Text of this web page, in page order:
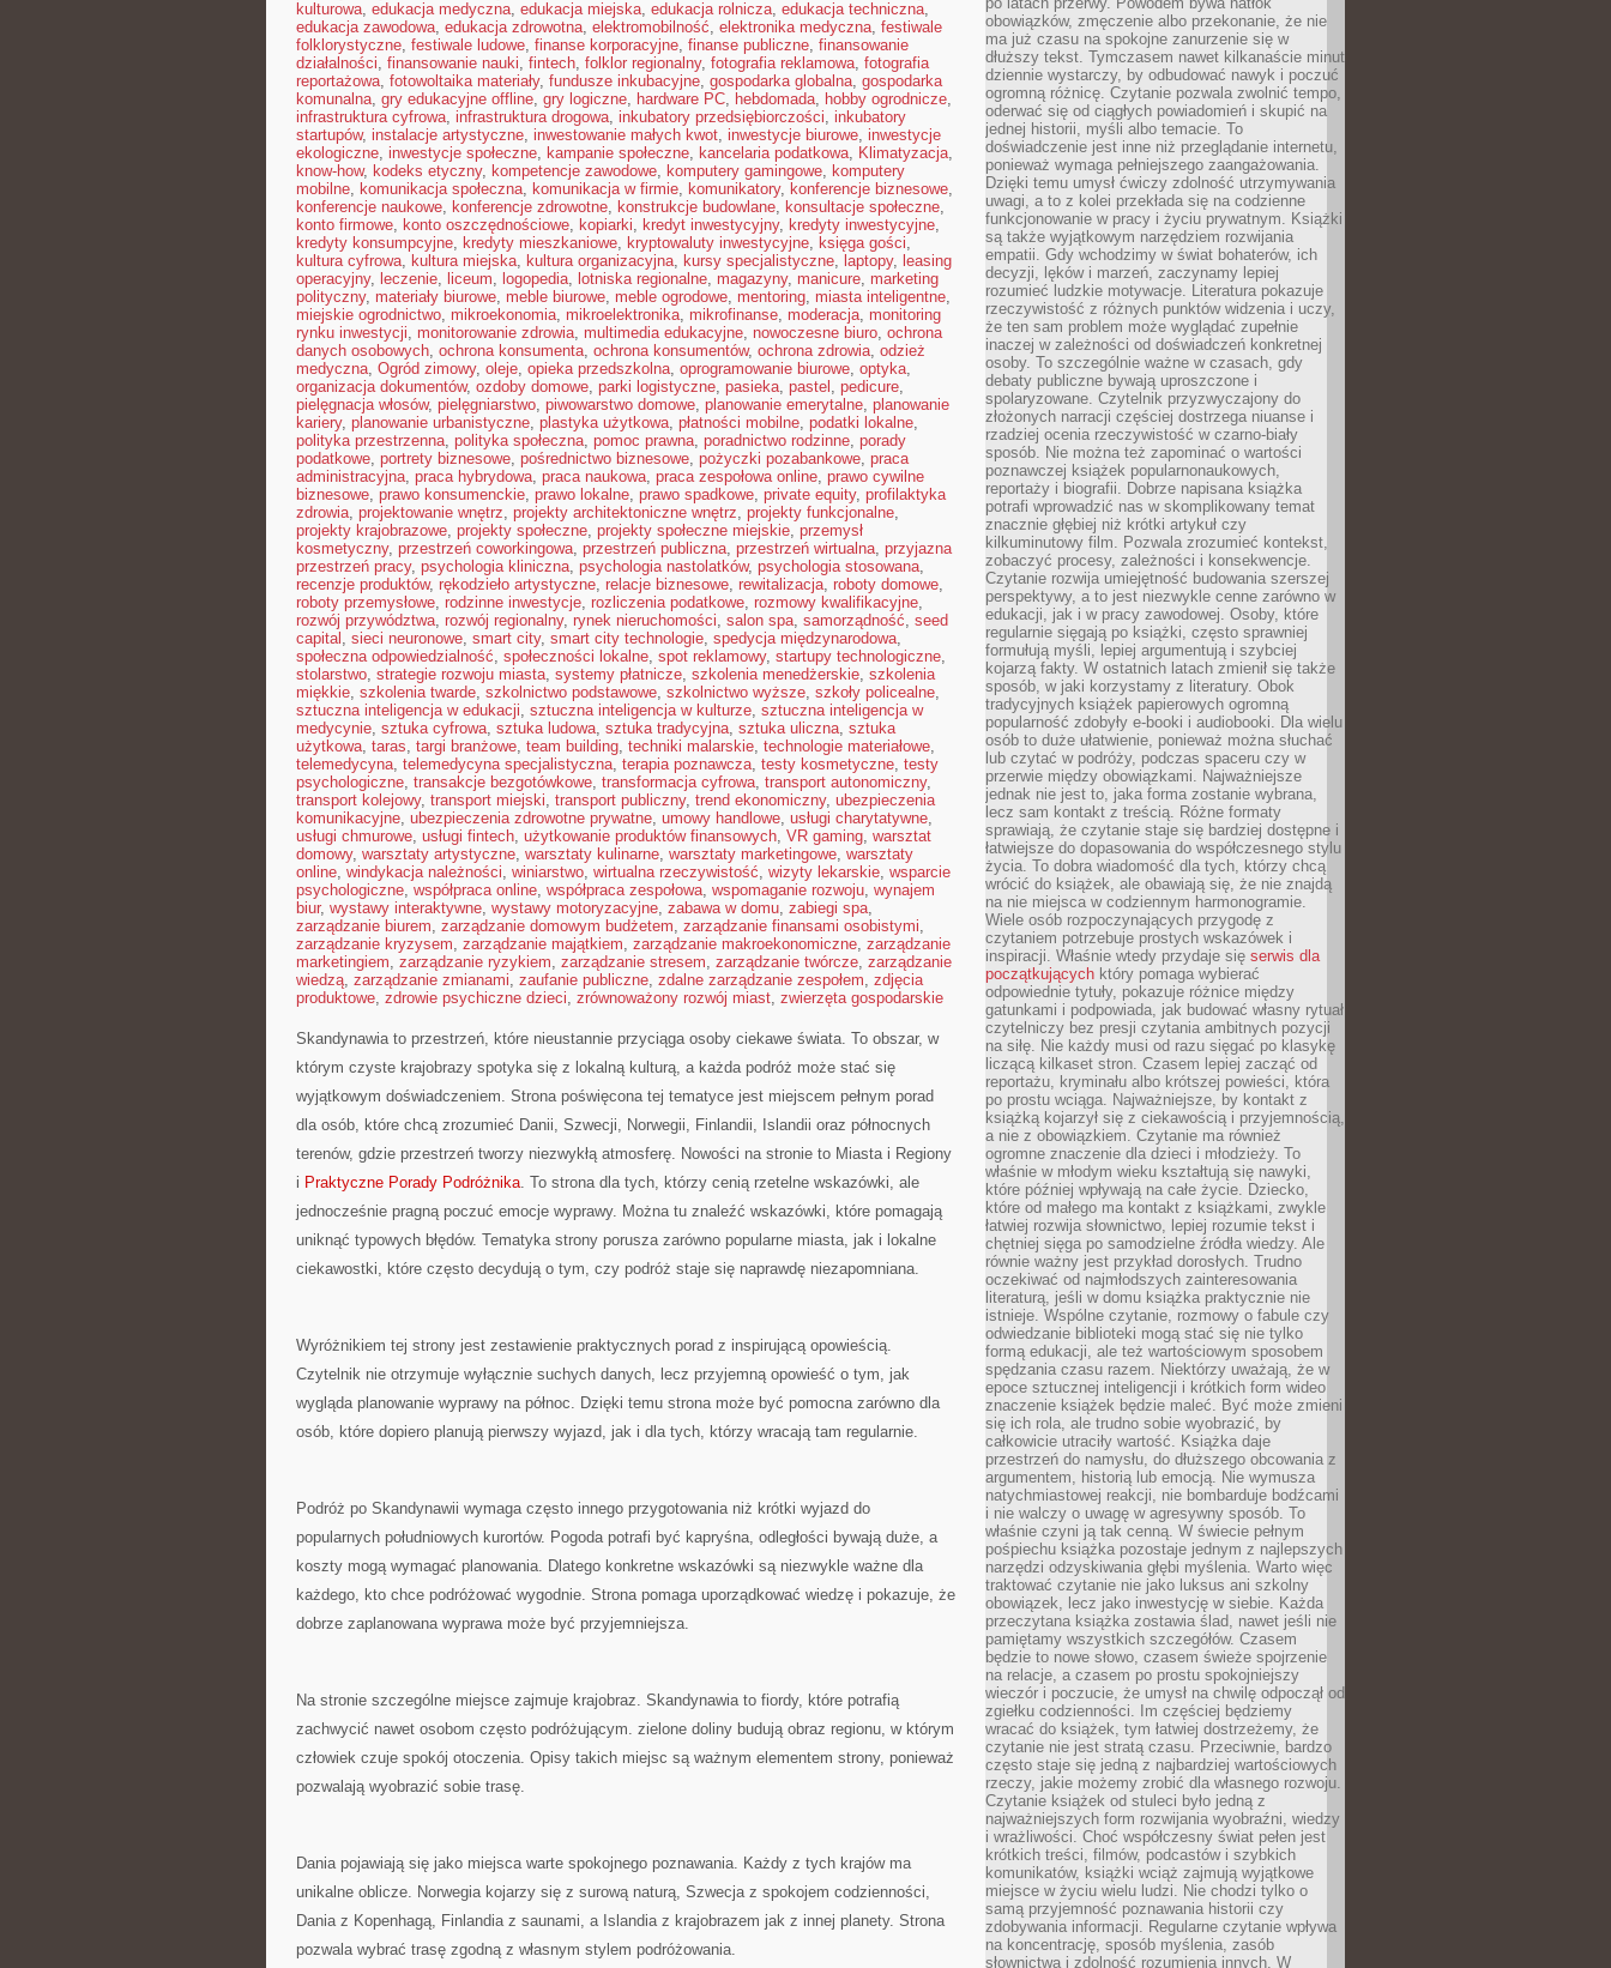
kulturowa, edukacja medyczna, edukacja miejska, edukacja rolnicza, edukacja techniczna,
edukacja zawodowa, edukacja zdrowotna, elektromobilność, elektronika medyczna, festiwale
folklorystyczne, festiwale ludowe, finanse korporacyjne, finanse publiczne, finansowanie
działalności, finansowanie nauki, fintech, folklor regionalny, fotografia reklamowa, fotografia
reportażowa, fotowoltaika materiały, fundusze inkubacyjne, gospodarka globalna, gospodarka
komunalna, gry edukacyjne offline, gry logiczne, hardware PC, hebdomada, hobby ogrodnicze,
infrastruktura cyfrowa, infrastruktura drogowa, inkubatory przedsiębiorczości, inkubatory
startupów, instalacje artystyczne, inwestowanie małych kwot, inwestycje biurowe, inwestycje
ekologiczne, inwestycje społeczne, kampanie społeczne, kancelaria podatkowa, Klimatyzacja,
know-how, kodeks etyczny, kompetencje zawodowe, komputery gamingowe, komputery
mobilne, komunikacja społeczna, komunikacja w firmie, komunikatory, konferencje biznesowe,
konferencje naukowe, konferencje zdrowotne, konstrukcje budowlane, konsultacje społeczne,
konto firmowe, konto oszczędnościowe, kopiarki, kredyt inwestycyjny, kredyty inwestycyjne,
kredyty konsumpcyjne, kredyty mieszkaniowe, kryptowaluty inwestycyjne, księga gości,
kultura cyfrowa, kultura miejska, kultura organizacyjna, kursy specjalistyczne, laptopy, leasing
operacyjny, leczenie, liceum, logopedia, lotniska regionalne, magazyny, manicure, marketing
polityczny, materiały biurowe, meble biurowe, meble ogrodowe, mentoring, miasta inteligentne,
miejskie ogrodnictwo, mikroekonomia, mikroelektronika, mikrofinanse, moderacja, monitoring
rynku inwestycji, monitorowanie zdrowia, multimedia edukacyjne, nowoczesne biuro, ochrona
danych osobowych, ochrona konsumenta, ochrona konsumentów, ochrona zdrowia, odzież
medyczna, Ogród zimowy, oleje, opieka przedszkolna, oprogramowanie biurowe, optyka,
organizacja dokumentów, ozdoby domowe, parki logistyczne, pasieka, pastel , pedicure,
pielęgnacja włosów, pielęgniarstwo, piwowarstwo domowe, planowanie emerytalne, planowanie
kariery, planowanie urbanistyczne, plastyka użytkowa, płatności mobilne, podatki lokalne,
polityka przestrzenna, polityka społeczna, pomoc prawna, poradnictwo rodzinne, porady
podatkowe, portrety biznesowe, pośrednictwo biznesowe, pożyczki pozabankowe, praca
administracyjna, praca hybrydowa, praca naukowa, praca zespołowa online, prawo cywilne
biznesowe, prawo konsumenckie, prawo lokalne, prawo spadkowe, private equity, profilaktyka
zdrowia, projektowanie wnętrz, projekty architektoniczne wnętrz, projekty funkcjonalne,
projekty krajobrazowe, projekty społeczne, projekty społeczne miejskie, przemysł
kosmetyczny, przestrzeń coworkingowa, przestrzeń publiczna, przestrzeń wirtualna, przyjazna
przestrzeń pracy, psychologia kliniczna, psychologia nastolatków, psychologia stosowana,
recenzje produktów, rękodzieło artystyczne, relacje biznesowe, rewitalizacja, roboty domowe,
roboty przemysłowe, rodzinne inwestycje, rozliczenia podatkowe, rozmowy kwalifikacyjne,
rozwój przywództwa, rozwój regionalny, rynek nieruchomości, salon spa, samorządność, seed
capital , sieci neuronowe, smart city, smart city technologie, spedycja międzynarodowa,
społeczna odpowiedzialność, społeczności lokalne, spot reklamowy, startupy technologiczne,
stolarstwo, strategie rozwoju miasta, systemy płatnicze, szkolenia menedżerskie, szkolenia
miękkie, szkolenia twarde, szkolnictwo podstawowe, szkolnictwo wyższe, szkoły policealne,
sztuczna inteligencja w edukacji, sztuczna inteligencja w kulturze, sztuczna inteligencja w
medycynie, sztuka cyfrowa, sztuka ludowa, sztuka tradycyjna, sztuka uliczna, sztuka
użytkowa, taras, targi branżowe, team building, techniki malarskie, technologie materiałowe,
telemedycyna, telemedycyna specjalistyczna, terapia poznawcza, testy kosmetyczne, testy
psychologiczne, transakcje bezgotówkowe, transformacja cyfrowa, transport autonomiczny,
transport kolejowy, transport miejski, transport publiczny, trend ekonomiczny, ubezpieczenia
komunikacyjne, ubezpieczenia zdrowotne prywatne, umowy handlowe, usługi charytatywne,
usługi chmurowe, usługi fintech, użytkowanie produktów finansowych, VR gaming, warsztat
domowy, warsztaty artystyczne, warsztaty kulinarne, warsztaty marketingowe, warsztaty
online, windykacja należności, winiarstwo, wirtualna rzeczywistość, wizyty lekarskie, wsparcie
psychologiczne, współpraca online, współpraca zespołowa, wspomaganie rozwoju, wynajem
biur, wystawy interaktywne, wystawy motoryzacyjne, zabawa w domu, zabiegi spa,
zarządzanie biurem, zarządzanie domowym budżetem, zarządzanie finansami osobistymi,
zarządzanie kryzysem, zarządzanie majątkiem, zarządzanie makroekonomiczne, zarządzanie
marketingiem, zarządzanie ryzykiem, zarządzanie stresem, zarządzanie twórcze, zarządzanie
wiedzą, zarządzanie zmianami, zaufanie publiczne, zdalne zarządzanie zespołem, zdjęcia
produktowe, zdrowie psychiczne dzieci, zrównoważony rozwój miast, zwierzęta gospodarskie
Skandynawia to przestrzeń, które nieustannie przyciąga osoby ciekawe świata. To obszar, w
którym czyste krajobrazy spotyka się z lokalną kulturą, a każda podróż może stać się
wyjątkowym doświadczeniem. Strona poświęcona tej tematyce jest miejscem pełnym porad
dla osób, które chcą zrozumieć Danii, Szwecji, Norwegii, Finlandii, Islandii oraz północnych
terenów, gdzie przestrzeń tworzy niezwykłą atmosferę. Nowości na stronie to Miasta i Regiony
i Praktyczne Porady Podróżnika. To strona dla tych, którzy cenią rzetelne wskazówki, ale
jednocześnie pragną poczuć emocje wyprawy. Można tu znaleźć wskazówki, które pomagają
uniknąć typowych błędów. Tematyka strony porusza zarówno popularne miasta, jak i lokalne
ciekawostki, które często decydują o tym, czy podróż staje się naprawdę niezapomniana.
Wyróżnikiem tej strony jest zestawienie praktycznych porad z inspirującą opowieścią.
Czytelnik nie otrzymuje wyłącznie suchych danych, lecz przyjemną opowieść o tym, jak
wygląda planowanie wyprawy na północ. Dzięki temu strona może być pomocna zarówno dla
osób, które dopiero planują pierwszy wyjazd, jak i dla tych, którzy wracają tam regularnie.
Podróż po Skandynawii wymaga często innego przygotowania niż krótki wyjazd do
popularnych południowych kurortów. Pogoda potrafi być kapryśna, odległości bywają duże, a
koszty mogą wymagać planowania. Dlatego konkretne wskazówki są niezwykle ważne dla
każdego, kto chce podróżować wygodnie. Strona pomaga uporządkować wiedzę i pokazuje, że
dobrze zaplanowana wyprawa może być przyjemniejsza.
Na stronie szczególne miejsce zajmuje krajobraz. Skandynawia to fiordy, które potrafią
zachwycić nawet osobom często podróżującym. zielone doliny budują obraz regionu, w którym
człowiek czuje spokój otoczenia. Opisy takich miejsc są ważnym elementem strony, ponieważ
pozwalają wyobrazić sobie trasę.
Dania pojawiają się jako miejsca warte spokojnego poznawania. Każdy z tych krajów ma
unikalne oblicze. Norwegia kojarzy się z surową naturą, Szwecja z spokojem codzienności,
Dania z Kopenhagą, Finlandia z saunami, a Islandia z krajobrazem jak z innej planety. Strona
pozwala wybrać trasę zgodną z własnym stylem podróżowania.
obowiązków, zmęczenie albo przekonanie, że nie
ma już czasu na spokojne zanurzenie się w
dłuższy tekst. Tymczasem nawet kilkanaście minut
dziennie wystarczy, by odbudować nawyk i poczuć
ogromną różnicę. Czytanie pozwala zwolnić tempo,
oderwać się od ciągłych powiadomień i skupić na
jednej historii, myśli albo temacie. To
doświadczenie jest inne niż przeglądanie internetu,
ponieważ wymaga pełniejszego zaangażowania.
Dzięki temu umysł ćwiczy zdolność utrzymywania
uwagi, a to z kolei przekłada się na codzienne
funkcjonowanie w pracy i życiu prywatnym. Książki
są także wyjątkowym narzędziem rozwijania
empatii. Gdy wchodzimy w świat bohaterów, ich
decyzji, lęków i marzeń, zaczynamy lepiej
rozumieć ludzkie motywacje. Literatura pokazuje
rzeczywistość z różnych punktów widzenia i uczy,
że ten sam problem może wyglądać zupełnie
inaczej w zależności od doświadczeń konkretnej
osoby. To szczególnie ważne w czasach, gdy
debaty publiczne bywają uproszczone i
spolaryzowane. Czytelnik przyzwyczajony do
złożonych narracji częściej dostrzega niuanse i
rzadziej ocenia rzeczywistość w czarno-biały
sposób. Nie można też zapominać o wartości
poznawczej książek popularnonaukowych,
reportaży i biografii. Dobrze napisana książka
potrafi wprowadzić nas w skomplikowany temat
znacznie głębiej niż krótki artykuł czy
kilkuminutowy film. Pozwala zrozumieć kontekst,
zobaczyć procesy, zależności i konsekwencje.
Czytanie rozwija umiejętność budowania szerszej
perspektywy, a to jest niezwykle cenne zarówno w
edukacji, jak i w pracy zawodowej. Osoby, które
regularnie sięgają po książki, często sprawniej
formułują myśli, lepiej argumentują i szybciej
kojarzą fakty. W ostatnich latach zmienił się także
sposób, w jaki korzystamy z literatury. Obok
tradycyjnych książek papierowych ogromną
popularność zdobyły e-booki i audiobooki. Dla wielu
osób to duże ułatwienie, ponieważ można słuchać
lub czytać w podróży, podczas spaceru czy w
przerwie między obowiązkami. Najważniejsze
jednak nie jest to, jaka forma zostanie wybrana,
lecz sam kontakt z treścią. Różne formaty
sprawiają, że czytanie staje się bardziej dostępne i
łatwiejsze do dopasowania do współczesnego stylu
życia. To dobra wiadomość dla tych, którzy chcą
wrócić do książek, ale obawiają się, że nie znajdą
na nie miejsca w codziennym harmonogramie.
Wiele osób rozpoczynających przygodę z
czytaniem potrzebuje prostych wskazówek i
inspiracji. Właśnie wtedy przydaje się serwis dla
początkujących który pomaga wybierać
odpowiednie tytuły, pokazuje różnice między
gatunkami i podpowiada, jak budować własny rytuał
czytelniczy bez presji czytania ambitnych pozycji
na siłę. Nie każdy musi od razu sięgać po klasykę
liczącą kilkaset stron. Czasem lepiej zacząć od
reportażu, kryminału albo krótszej powieści, która
po prostu wciąga. Najważniejsze, by kontakt z
książką kojarzył się z ciekawością i przyjemnością,
a nie z obowiązkiem. Czytanie ma również
ogromne znaczenie dla dzieci i młodzieży. To
właśnie w młodym wieku kształtują się nawyki,
które później wpływają na całe życie. Dziecko,
które od małego ma kontakt z książkami, zwykle
łatwiej rozwija słownictwo, lepiej rozumie tekst i
chętniej sięga po samodzielne źródła wiedzy. Ale
równie ważny jest przykład dorosłych. Trudno
oczekiwać od najmłodszych zainteresowania
literaturą, jeśli w domu książka praktycznie nie
istnieje. Wspólne czytanie, rozmowy o fabule czy
odwiedzanie biblioteki mogą stać się nie tylko
formą edukacji, ale też wartościowym sposobem
spędzania czasu razem. Niektórzy uważają, że w
epoce sztucznej inteligencji i krótkich form wideo
znaczenie książek będzie maleć. Być może zmieni
się ich rola, ale trudno sobie wyobrazić, by
całkowicie utraciły wartość. Książka daje
przestrzeń do namysłu, do dłuższego obcowania z
argumentem, historią lub emocją. Nie wymusza
natychmiastowej reakcji, nie bombarduje bodźcami
i nie walczy o uwagę w agresywny sposób. To
właśnie czyni ją tak cenną. W świecie pełnym
pośpiechu książka pozostaje jednym z najlepszych
narzędzi odzyskiwania głębi myślenia. Warto więc
traktować czytanie nie jako luksus ani szkolny
obowiązek, lecz jako inwestycję w siebie. Każda
przeczytana książka zostawia ślad, nawet jeśli nie
pamiętamy wszystkich szczegółów. Czasem
będzie to nowe słowo, czasem świeże spojrzenie
na relacje, a czasem po prostu spokojniejszy
wieczór i poczucie, że umysł na chwilę odpoczął od
zgiełku codzienności. Im częściej będziemy
wracać do książek, tym łatwiej dostrzeżemy, że
czytanie nie jest stratą czasu. Przeciwnie, bardzo
często staje się jedną z najbardziej wartościowych
rzeczy, jakie możemy zrobić dla własnego rozwoju.
Czytanie książek od stuleci było jedną z
najważniejszych form rozwijania wyobraźni, wiedzy
i wrażliwości. Choć współczesny świat pełen jest
krótkich treści, filmów, podcastów i szybkich
komunikatów, książki wciąż zajmują wyjątkowe
miejsce w życiu wielu ludzi. Nie chodzi tylko o
samą przyjemność poznawania historii czy
zdobywania informacji. Regularne czytanie wpływa
na koncentrację, sposób myślenia, zasób
słownictwa i zdolność rozumienia innych. W